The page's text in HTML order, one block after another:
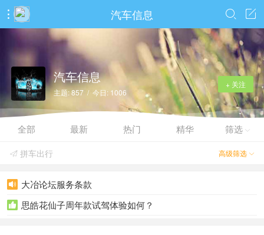
 汽车信息 

+ 关注
汽车信息
主题: 857 / 今日: 1006
全部 最新 热门 精华 筛选 
高级筛选 
 拼车出行
 大冶论坛服务条款
 思皓花仙子周年款试驾体验如何？